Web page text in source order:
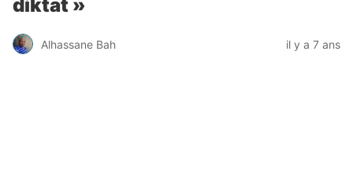
diktat »
Alhassane Bah il y a 7 ans